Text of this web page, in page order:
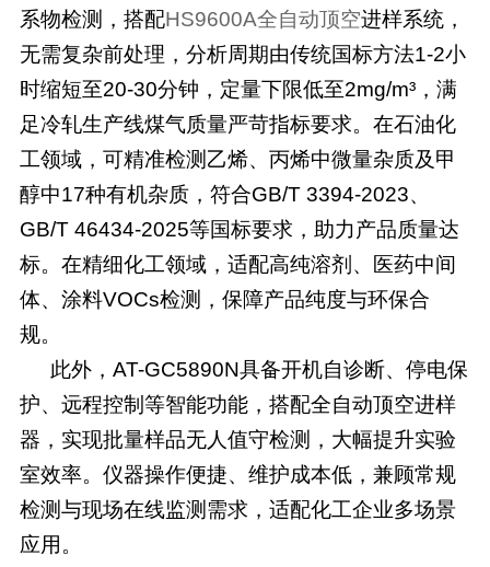
系物检测，搭配HS9600A全自动顶空进样系统，
无需复杂前处理，分析周期由传统国标方法1-2小
时缩短至20-30分钟，定量下限低至2mg/m³，满
足冷轧生产线煤气质量严苛指标要求。在石油化
工领域，可精准检测乙烯、丙烯中微量杂质及甲
醇中17种有机杂质，符合GB/T 3394-2023、
GB/T 46434-2025等国标要求，助力产品质量达
标。在精细化工领域，适配高纯溶剂、医药中间
体、涂料VOCs检测，保障产品纯度与环保合
规。
此外， AT-GC5890N具备开机自诊断、停电保
护、远程控制等智能功能，搭配全自动顶空进样
器，实现批量样品无人值守检测，大幅提升实验
室效率。仪器操作便捷、维护成本低，兼顾常规
检测与现场在线监测需求，适配化工企业多场景
应用。